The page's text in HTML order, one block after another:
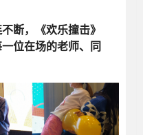
断，《欢乐撞击》
位在场的老师、同